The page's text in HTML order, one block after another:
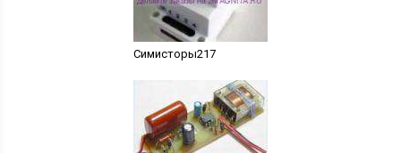
Симисторы217